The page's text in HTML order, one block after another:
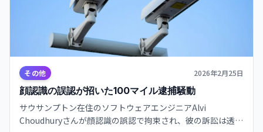
その他 2026年2月25日
顔認識の誤認が招いた100マイル逮捕騒動
サウサンプトン在住のソフトウェアエンジニアAlvi
Choudhuryさんが顔認識の誤認で拘束され、彼の訴訟は透明